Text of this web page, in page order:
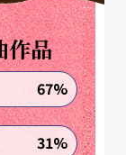
作品
67%
31%